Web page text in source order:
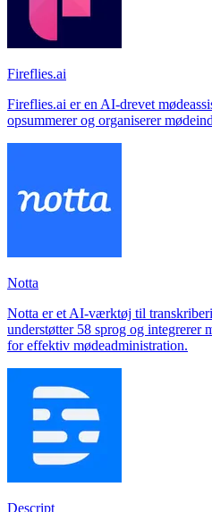
Fireflies.ai
Fireflies.ai er en AI-drevet
opsummerer og organiserer
Notta
Notta er et AI-værktøj til
understøtter 58 sprog og integrerer
for effektiv mødeadministration.
Descript